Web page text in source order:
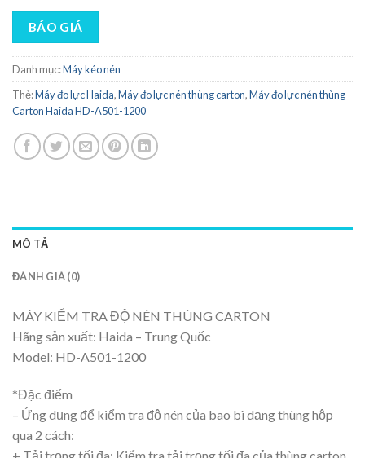
BÁO GIÁ
Danh mục:Máy kéo nén
Thẻ:Máy đo lực Haida,Máy đo lực nén thùng carton,Máy đo lực nén thùng
Carton Haida HD-A501-1200
MÔ TẢ
ĐÁNH GIÁ (0)
MÁY KIỂM TRA ĐỘ NÉN THÙNG CARTON
Hãng sản xuất: Haida – Trung Quốc
Model: HD-A501-1200
*Đặc điểm
– Ứng dụng để kiểm tra độ nén của bao bì dạng thùng hộp
qua 2 cách: